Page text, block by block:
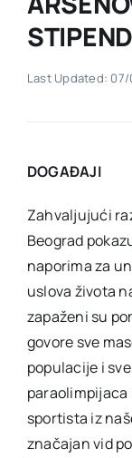
Akti SSAB
Last Updated: 07/
DOGAĐAJI
Zahvaljujući
Beograd
naporima za
uslova života
zapaženi su
govore sve
populacije i
paraolimpijaca
sportista iz
značajan vid